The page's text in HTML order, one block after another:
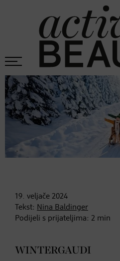
19. veljače 2024
Tekst: Nina Baldinger
Podijeli s prijateljima: 2 min
WINTERGAUDI